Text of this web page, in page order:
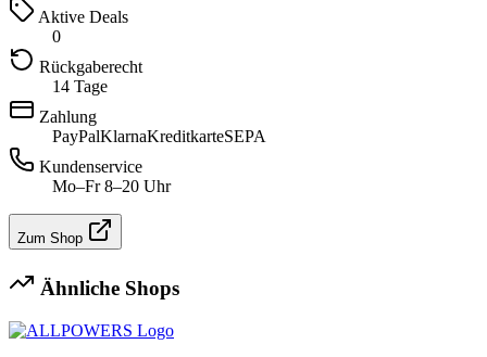
Aktive Deals
0
Rückgaberecht
14 Tage
Zahlung
PayPalKlarnaKreditkarteSEPA
Kundenservice
Mo–Fr 8–20 Uhr
Zum Shop
Ähnliche Shops